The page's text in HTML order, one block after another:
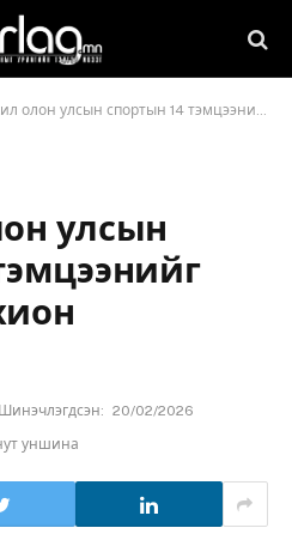
улсын спортын 14 тэмцээнийг Монголд зохион байгуулна
улсын
Шинэчлэгдсэн: 20/02/2026
уншина